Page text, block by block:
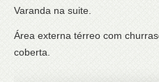
Varanda na suite.
Área externa térreo com
coberta.